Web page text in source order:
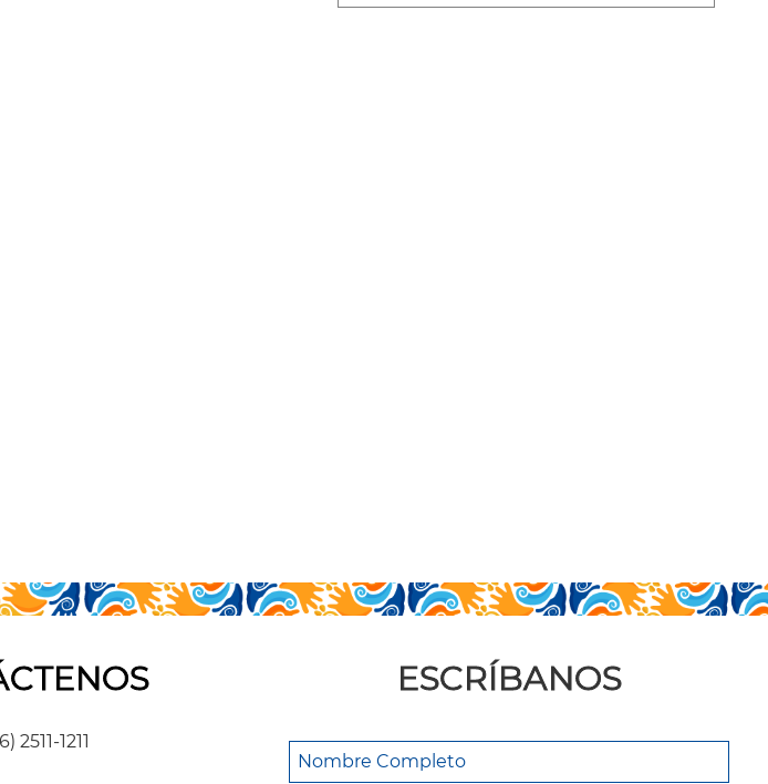
2511-1211
ESCRÍBANOS